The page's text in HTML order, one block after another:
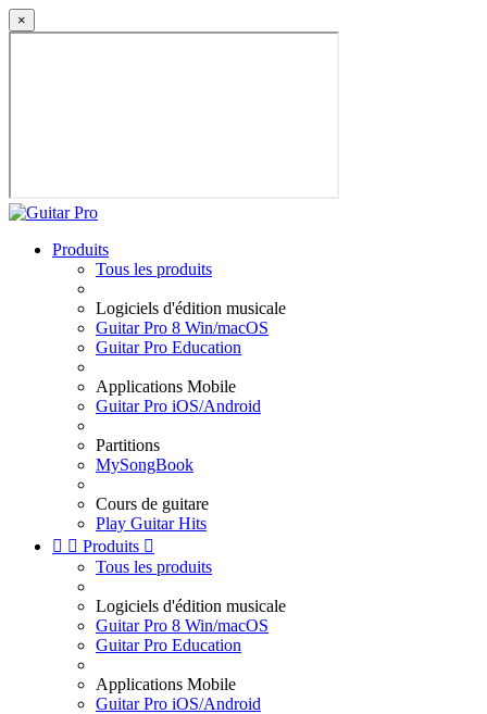
×
Produits
Tous les produits
Logiciels d'édition musicale
Guitar Pro 8 Win/macOS
Guitar Pro Education
Applications Mobile
Guitar Pro iOS/Android
Partitions
MySongBook
Cours de guitare
Play Guitar Hits
  Produits 
Tous les produits
Logiciels d'édition musicale
Guitar Pro 8 Win/macOS
Guitar Pro Education
Applications Mobile
Guitar Pro iOS/Android